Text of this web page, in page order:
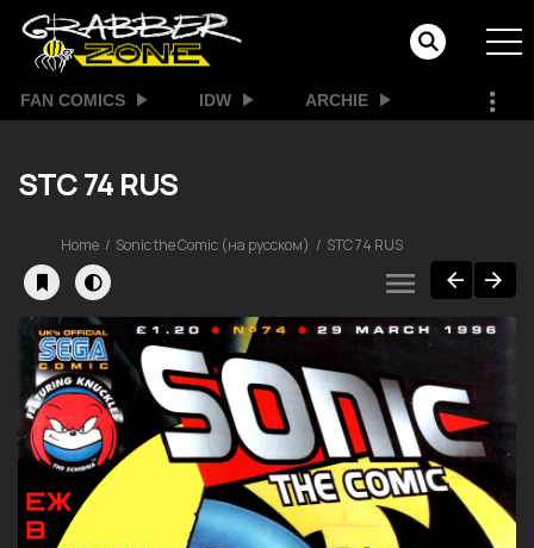
FAN COMICS IDW ARCHIE
STC 74 RUS
Home Sonic the Comic (на русском) STC 74 RUS